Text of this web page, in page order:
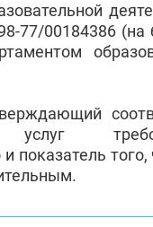
77/00184386 (на
услуг
показатель